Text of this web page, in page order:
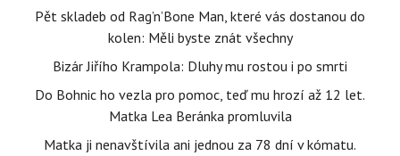
Pět skladeb od Rag’n’Bone Man, které vás dostanou do
kolen: Měli byste znát všechny
Bizár Jiřího Krampola: Dluhy mu rostou i po smrti
Do Bohnic ho vezla pro pomoc, teď mu hrozí až 12 let.
Matka Lea Beránka promluvila
Matka ji nenavštívila ani jednou za 78 dní v kómatu.